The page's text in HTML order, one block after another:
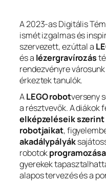
A 2023-as Digitális
ismét izgalmas és
szervezett, ezúttal a
és a lézergravírozás
rendezvényre
érkeztek tanulók.
ALEGO robotverseny
a résztvevők. A diákok
elképzeléseik szerint
robotjaikat,
akadálypályák
robotok
gyerekek
alapos tervezés és a